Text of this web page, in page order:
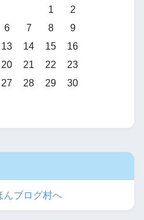
1
2
6 7 8
9
13 14 15
16
20 21 22
23
27 28 29
30